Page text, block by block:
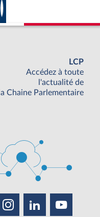
LCP
Accédez à toute
l'actualité de
la Chaine Parlementaire